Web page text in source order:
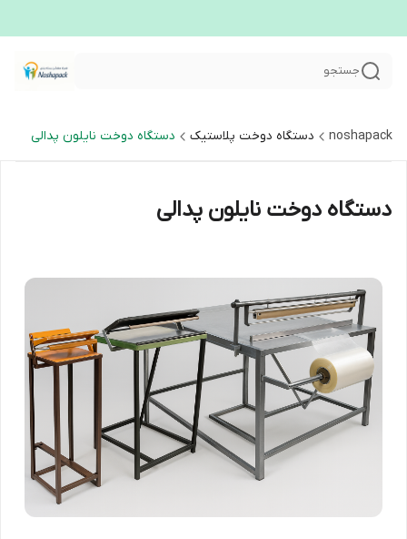
جستجو
noshapack دستگاه دوخت پلاستیک دستگاه دوخت نایلون پدالی
دستگاه دوخت نایلون پدالی